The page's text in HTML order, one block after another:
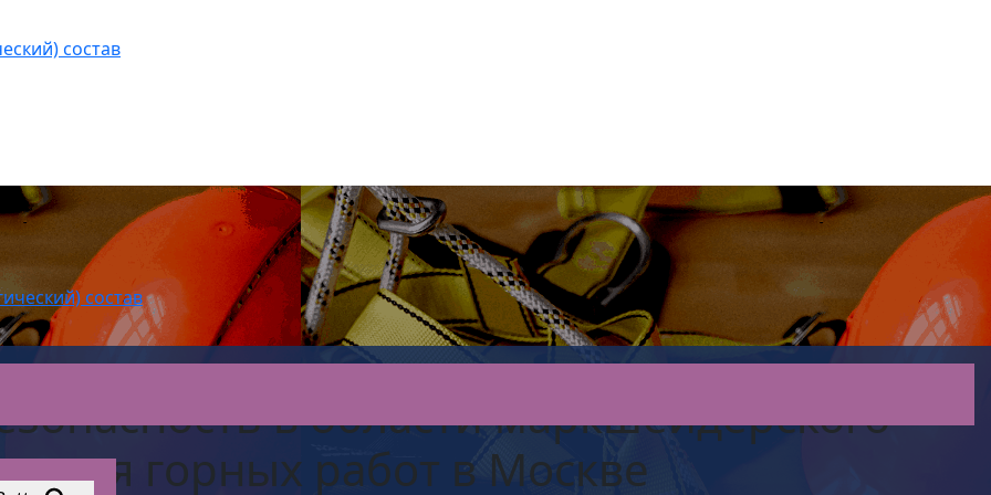
состав
состав
в области маркшейдерского
горных работ в Москве